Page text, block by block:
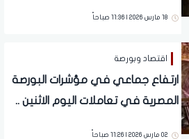
18 مارس 2026 | 11:36 صباحاً
اقتصاد وبورصة
ارتفاع جماعي في مؤشرات البورصة
المصرية في تعاملات اليوم الاثنين ..
02 مارس 2026 | 11:26 صباحاً